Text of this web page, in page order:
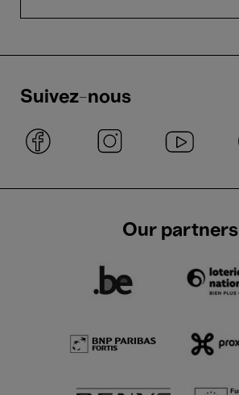
Suivez-nous
Our partners